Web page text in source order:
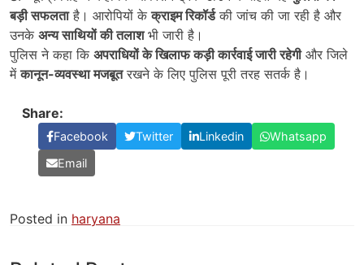
बड़ी सफलताहै। आरोपियों केक्राइम रिकॉर्डकी जांच की जा रही है और
उनके अन्य साथियों की तलाशभी जारी है।
पुलिस ने कहा कि अपराधियों के खिलाफ कड़ी कार्रवाई जारी रहेगीऔर जिले
मेंकानून-व्यवस्था मजबूतरखने के लिए पुलिस पूरी तरह सतर्क है।
Share:
Facebook Twitter Linkedin
Whatsapp
Email
Posted in haryana